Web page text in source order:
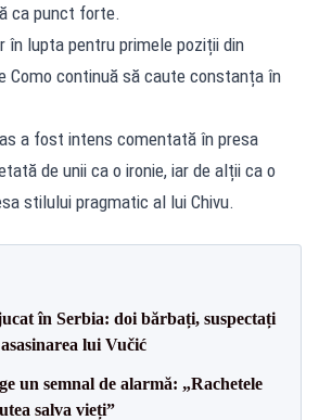
ca punct forte.
în lupta pentru primele poziții din
Como continuă să caute constanța în
a fost intens comentată în presa
de unii ca o ironie, iar de alții ca o
stilului pragmatic al lui Chivu.
în Serbia: doi bărbați, suspectați
lui Vučić
un semnal de alarmă: „Rachetele
salva vieți”